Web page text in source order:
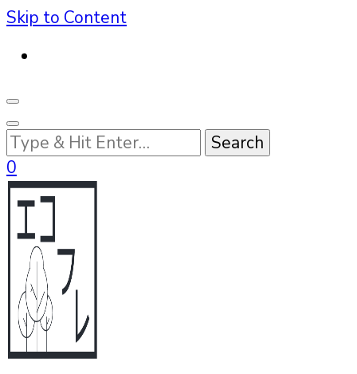
Skip to Content
Looking
for
Something?
0